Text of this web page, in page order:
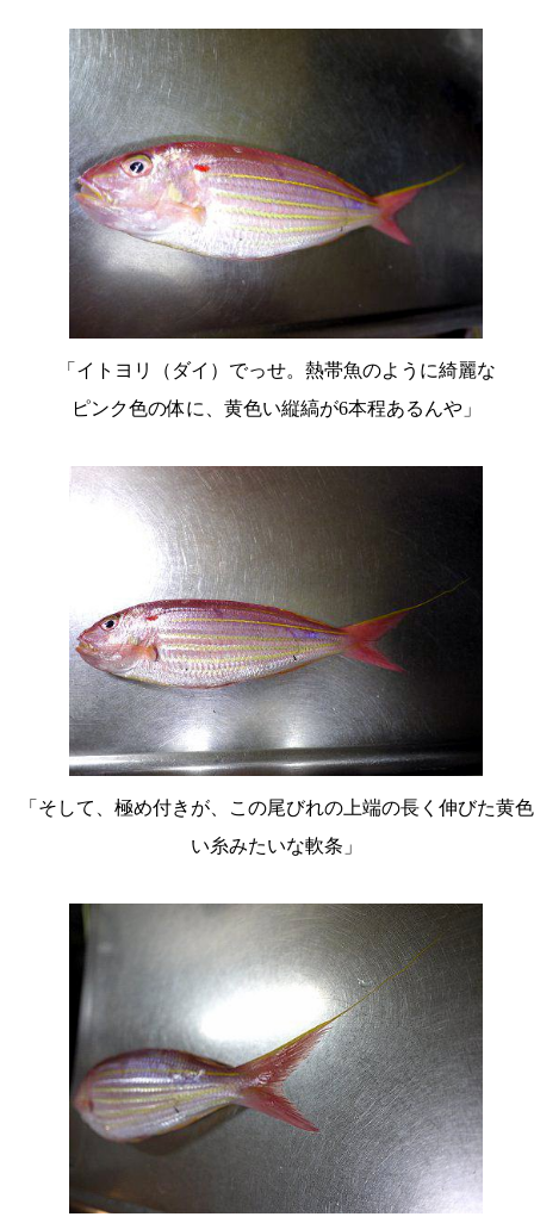
「イトヨリ（ダイ）でっせ。熱帯魚のように綺麗な
ピンク色の体に、黄色い縦縞が6本程あるんや」
「そして、極め付きが、この尾びれの上端の長く伸びた黄色
い糸みたいな軟条」